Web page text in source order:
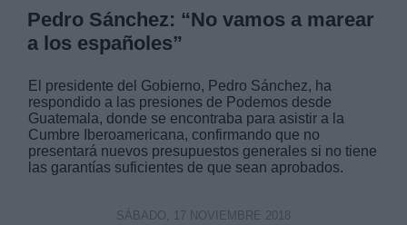
Pedro Sánchez: “No vamos a marear
a los españoles”
El presidente del Gobierno, Pedro Sánchez, ha
respondido a las presiones de Podemos desde
Guatemala, donde se encontraba para asistir a la
Cumbre Iberoamericana, confirmando que no
presentará nuevos presupuestos generales si no tiene
las garantías suficientes de que sean aprobados.
SÁBADO, 17 NOVIEMBRE 2018
Legitimación:
Destinatarios: